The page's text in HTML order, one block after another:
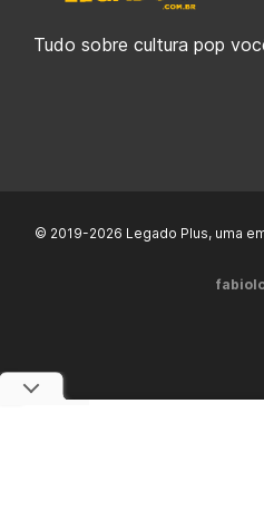
Tudo sobre cultura pop
© 2019-2026 Legado Plus, uma